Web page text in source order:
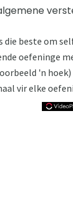
die beste om
oefeninge
'n
vir elke